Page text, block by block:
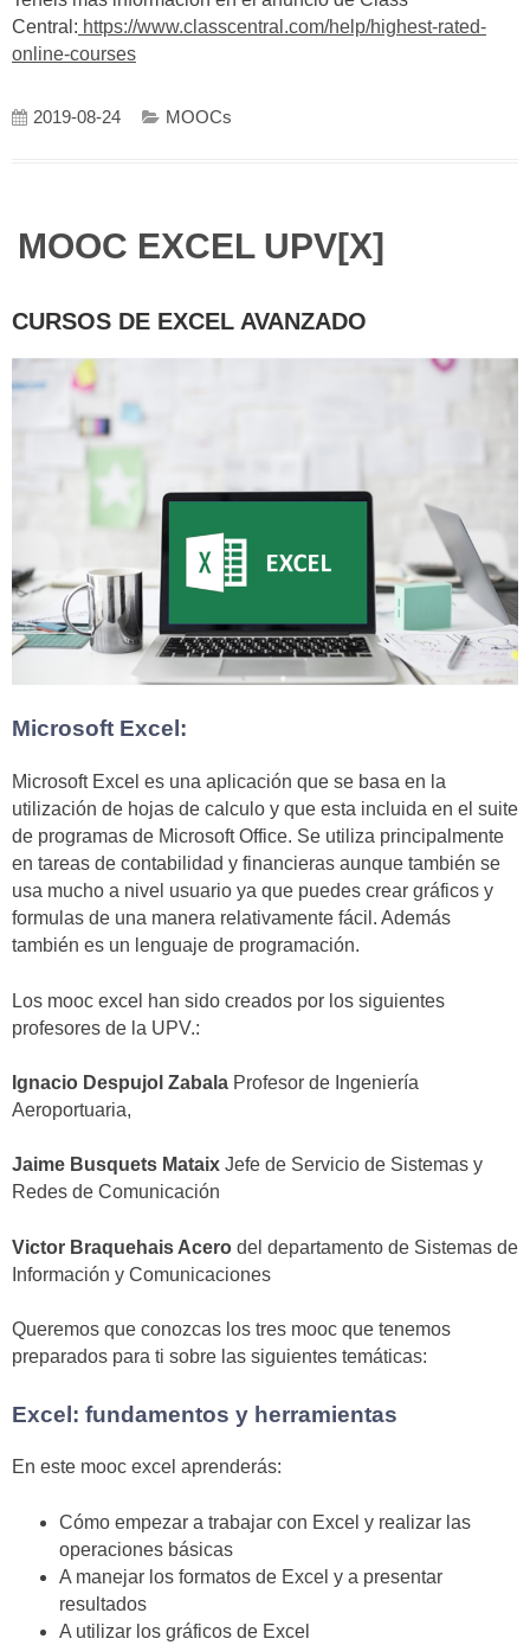
Central: https://www.classcentral.com/help/highest-rated-
online-courses
2019-08-24 MOOCs
MOOC EXCEL UPV[X]
CURSOS DE EXCEL AVANZADO
Microsoft Excel:
Microsoft Excel es una aplicación que se basa en la
utilización de hojas de calculo y que esta incluida en el suite
de programas de Microsoft Office. Se utiliza principalmente
en tareas de contabilidad y financieras aunque también se
usa mucho a nivel usuario ya que puedes crear gráficos y
formulas de una manera relativamente fácil. Además
también es un lenguaje de programación.
Los mooc excel han sido creados por los siguientes
profesores de la UPV.:
Ignacio Despujol Zabala Profesor de Ingeniería
Aeroportuaria,
Jaime Busquets Mataix Jefe de Servicio de Sistemas y
Redes de Comunicación
Victor Braquehais Acero del departamento de Sistemas de
Información y Comunicaciones
Queremos que conozcas los tres mooc que tenemos
preparados para ti sobre las siguientes temáticas:
Excel: fundamentos y herramientas
En este mooc excel aprenderás:
Cómo empezar a trabajar con Excel y realizar las
operaciones básicas
A manejar los formatos de Excel y a presentar
resultados
A utilizar los gráficos de Excel